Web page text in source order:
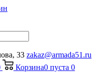
33 zakaz@armada51.ru
Корзина0 пуста 0